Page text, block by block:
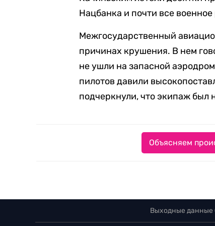
Нацбанка и почти все военное
Межгосударственный
причинах крушения. В нем
не ушли на запасной
пилотов давили
подчеркнули, что экипаж был
Объясняем
Выходные данные